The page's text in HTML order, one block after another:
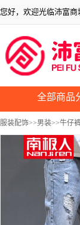
您好，欢迎光临沛富商
全部商品
服装配饰>>男装>>牛仔